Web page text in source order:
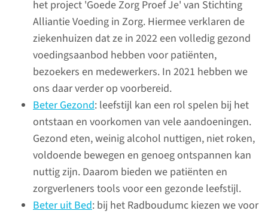
het project 'Goede Zorg Proef Je' van Stichting
Alliantie Voeding in Zorg. Hiermee verklaren de
ziekenhuizen dat ze in 2022 een volledig gezond
voedingsaanbod hebben voor patiënten,
bezoekers en medewerkers. In 2021 hebben we
ons daar verder op voorbereid.
Beter Gezond: leefstijl kan een rol spelen bij het
ontstaan en voorkomen van vele aandoeningen.
Gezond eten, weinig alcohol nuttigen, niet roken,
voldoende bewegen en genoeg ontspannen kan
nuttig zijn. Daarom bieden we patiënten en
zorgverleners tools voor een gezonde leefstijl.
Beter uit Bed: bij het Radboudumc kiezen we voor
Beter Gezond
Leefstijl kan een rol spelen bij
het ontstaan en voorkomen
van vele aandoeningen
waaronder hart- en vaatziekten
en kanker. Gezond eten, weinig
alcohol nuttigen, niet roken,
voldoende bewegen en genoeg
ontspannen kan nuttig zijn.
Ook als je al ziek bent. Met het
programma Beter Gezond
stimuleren we onze patiënten